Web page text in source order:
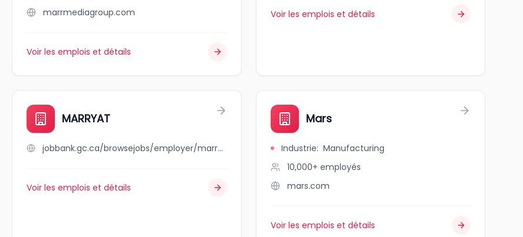
marrmediagroup.com
Voir les emplois et détails
Voir les emplois et détails
MARRYAT
jobbank.gc.ca/browsejobs/employer/marryat/ca
Voir les emplois et détails
Mars
Industrie: Manufacturing
10,000+ employés
mars.com
Voir les emplois et détails